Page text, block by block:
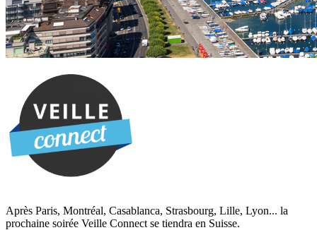
Après Paris, Montréal, Casablanca, Strasbourg, Lille, Lyon... la
prochaine soirée Veille Connect se tiendra en Suisse.